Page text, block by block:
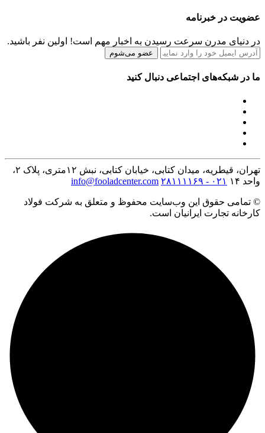
عضویت در خبرنامه
در دنیای مدرن سرعت رسیدن به اخبار مهم است! اولین نفر باشید.
عضو می‌شوم
ما در شبکه‌های اجتماعی دنبال کنید
تهران، قیطریه، میدان کتابی، خیابان کتابی، نبش ۱۲متری، پلاک ۲،
واحد ۱۴
۰۲۱ - ۲۸۱۱۱۱۶۹ info@fooladcenter.com
© تمامی حقوق این وب‌سایت محفوظ و متعلق به شرکت فولاد
کارخانه تجارت ایرانیان است.